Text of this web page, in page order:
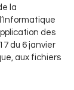
la
des
du 6 janvier
aux fichiers